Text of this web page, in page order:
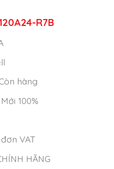
R7B
hàng
100%
VAT
HÃNG